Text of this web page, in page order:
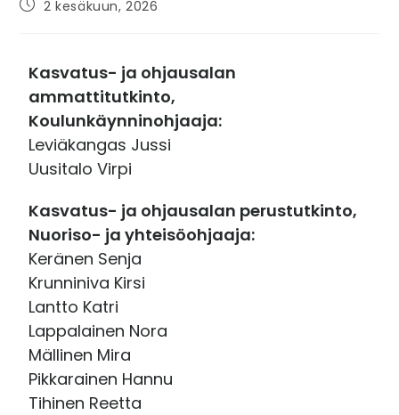
2 kesäkuun, 2026
Kasvatus- ja ohjausalan
ammattitutkinto,
Koulunkäynninohjaaja:
Leviäkangas Jussi
Uusitalo Virpi
Kasvatus- ja ohjausalan perustutkinto,
Nuoriso- ja yhteisöohjaaja:
Keränen Senja
Krunniniva Kirsi
Lantto Katri
Lappalainen Nora
Mällinen Mira
Pikkarainen Hannu
Tihinen Reetta